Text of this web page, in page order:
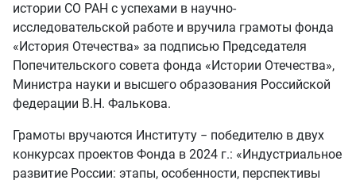
истории СО РАН с успехами в научно-
исследовательской работе и вручила грамоты фонда
«История Отечества» за подписью Председателя
Попечительского совета фонда «Истории Отечества»,
Министра науки и высшего образования Российской
федерации В.Н. Фалькова.
Грамоты вручаются Институту − победителю в двух
конкурсах проектов Фонда в 2024 г.: «Индустриальное
развитие России: этапы, особенности, перспективы